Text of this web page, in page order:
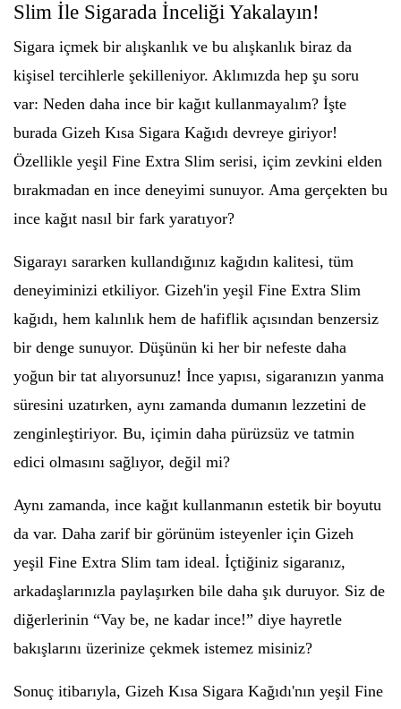
Slim İle Sigarada İnceliği Yakalayın!
Sigara içmek bir alışkanlık ve bu alışkanlık biraz da
kişisel tercihlerle şekilleniyor. Aklımızda hep şu soru
var: Neden daha ince bir kağıt kullanmayalım? İşte
burada Gizeh Kısa Sigara Kağıdı devreye giriyor!
Özellikle yeşil Fine Extra Slim serisi, içim zevkini elden
bırakmadan en ince deneyimi sunuyor. Ama gerçekten bu
ince kağıt nasıl bir fark yaratıyor?
Sigarayı sararken kullandığınız kağıdın kalitesi, tüm
deneyiminizi etkiliyor. Gizeh'in yeşil Fine Extra Slim
kağıdı, hem kalınlık hem de hafiflik açısından benzersiz
bir denge sunuyor. Düşünün ki her bir nefeste daha
yoğun bir tat alıyorsunuz! İnce yapısı, sigaranızın yanma
süresini uzatırken, aynı zamanda dumanın lezzetini de
zenginleştiriyor. Bu, içimin daha pürüzsüz ve tatmin
edici olmasını sağlıyor, değil mi?
Aynı zamanda, ince kağıt kullanmanın estetik bir boyutu
da var. Daha zarif bir görünüm isteyenler için Gizeh
yeşil Fine Extra Slim tam ideal. İçtiğiniz sigaranız,
arkadaşlarınızla paylaşırken bile daha şık duruyor. Siz de
diğerlerinin “Vay be, ne kadar ince!” diye hayretle
bakışlarını üzerinize çekmek istemez misiniz?
Sonuç itibarıyla, Gizeh Kısa Sigara Kağıdı'nın yeşil Fine